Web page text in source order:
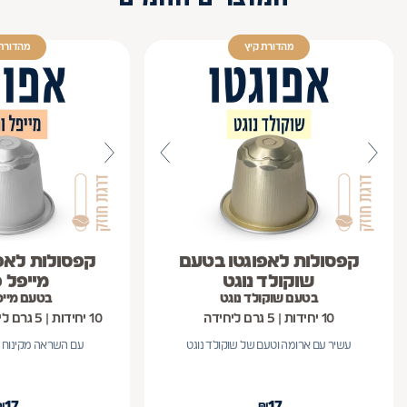
קפסולות
בטעם
10 יחידות | 5 גרם ליחידה | קפה עלית
עם השראה מקינוח
מהדורת קיץ
קפסולות לאפוגטו בטעם
שוקולד נוגט
בטעם שוקולד נוגט
10 יחידות | 5 גרם ליחידה
עשיר עם ארומה וטעם של שוקולד נוגט